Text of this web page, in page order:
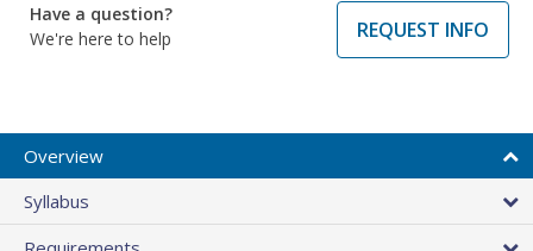
Have a question?
We're here to help
REQUEST INFO
Overview
Syllabus